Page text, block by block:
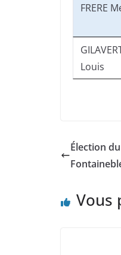
FRERE
Louis
Élection
Vous